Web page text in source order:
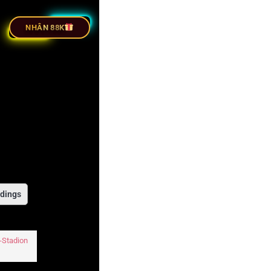
TIẾP BÓNG ĐÁ
NHÂN 88K